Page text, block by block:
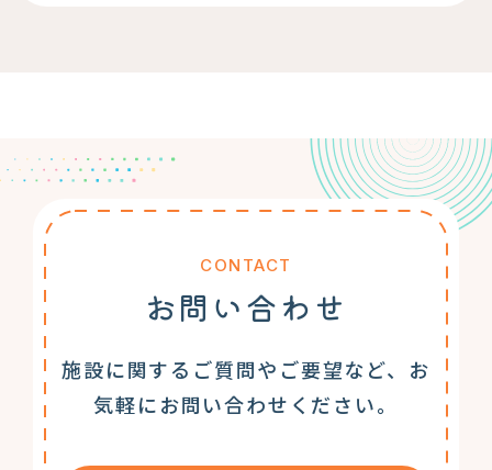
CONTACT
お問い合わせ
施設に関するご質問やご要望など、お
気軽にお問い合わせください。